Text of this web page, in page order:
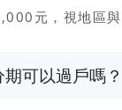
元，視地區與
可以過戶嗎？